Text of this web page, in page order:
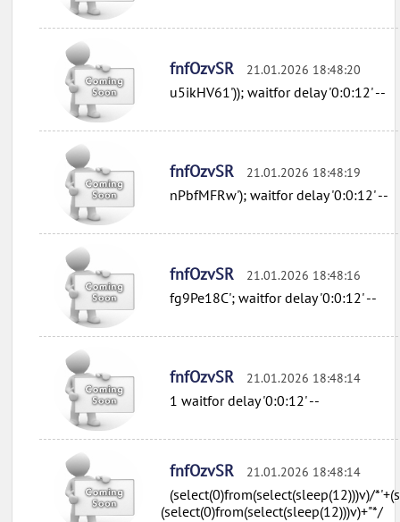
fnfOzvSR 21.01.2026 18:48:20
u5ikHV61')); waitfor delay '0:0:12' --
fnfOzvSR 21.01.2026 18:48:19
nPbfMFRw'); waitfor delay '0:0:12' --
fnfOzvSR 21.01.2026 18:48:16
fg9Pe18C'; waitfor delay '0:0:12' --
fnfOzvSR 21.01.2026 18:48:14
1 waitfor delay '0:0:12' --
fnfOzvSR 21.01.2026 18:48:14
(select(0)from(select(sleep(12)))v)/
(select(0)from(select(sleep(12)))v)+"*/